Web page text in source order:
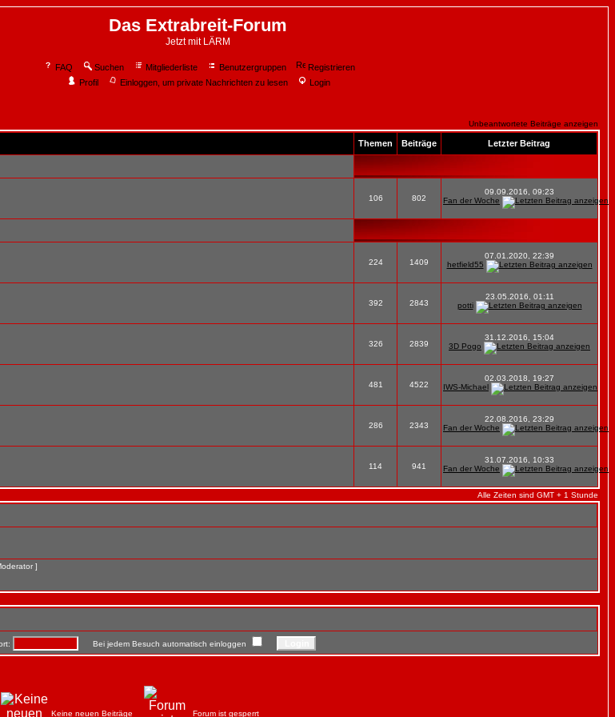
Das Extrabreit-Forum
Jetzt mit LÄRM
FAQ Suchen Mitgliederliste Benutzergruppen
Registrieren
Profil
Einloggen, um private Nachrichten zu lesen Login
Unbeantwortete Beiträge anzeigen
Themen Beiträge Letzter Beitrag
106 802
09.09.2016, 09:23
Fan der Woche
224 1409
07.01.2020, 22:39
hetfield55
392 2843
23.05.2016, 01:11
potti
326 2839
31.12.2016, 15:04
3D Pogo
481 4522
02.03.2018, 19:27
IWS-Michael
286 2343
22.08.2016, 23:29
Fan der Woche
114 941
31.07.2016, 10:33
Fan der Woche
Alle Zeiten sind GMT + 1 Stunde
]
Bei jedem Besuch automatisch einloggen
Keine neuen Beiträge Forum ist gesperrt